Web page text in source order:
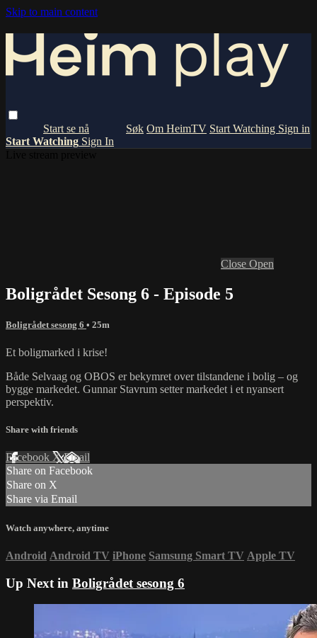
Skip to main content
Om HeimTV Start Watching Sign in
Start Watching Sign In
Close Open
Boligrådet Sesong 6 - Episode 5
Boligrådet sesong 6 • 25m
Et boligmarked i krise!
Både Selvaag og OBOS er bekymret over tilstandene i bolig – og
bygge markedet. Gunnar Stavrum setter markedet i et nyansert
perspektiv.
Share with friends
Facebook XEmail
Share on Facebook
Share on X
Share via Email
Watch anywhere, anytime
Android Android TV iPhone Samsung Smart TV Apple TV
Up Next in Boligrådet sesong 6